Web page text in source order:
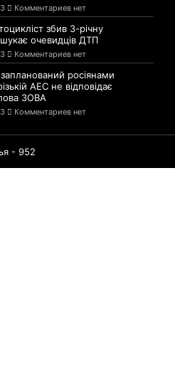
Комментариев нет
збив 3-річну
шукає очевидців ДТП
Комментариев нет
росіянами
АЕС не відповідає
ЗОВА
Комментариев нет
- 952